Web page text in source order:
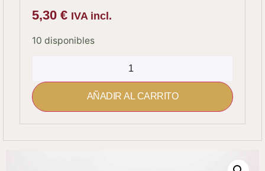
5,30€ IVA incl.
10 disponibles
AÑADIR AL CARRITO